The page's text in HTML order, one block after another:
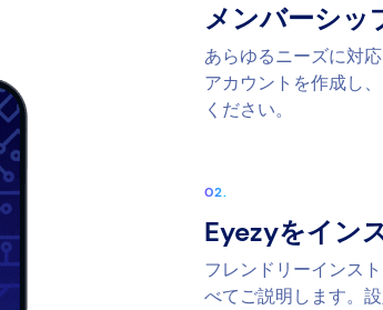
メンバーシッ
あらゆるニーズに対
アカウントを作成し
ください。
Eyezyをイン
フレンドリーインス
べてご説明します。